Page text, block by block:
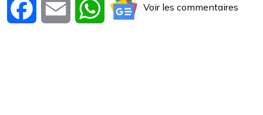
Facebook Email WhatsAppVoir les commentaires